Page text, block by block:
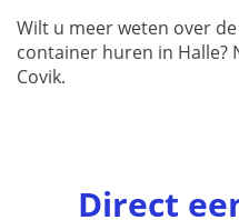
Wilt u meer weten over
container huren in Halle?
Covik.
Direct